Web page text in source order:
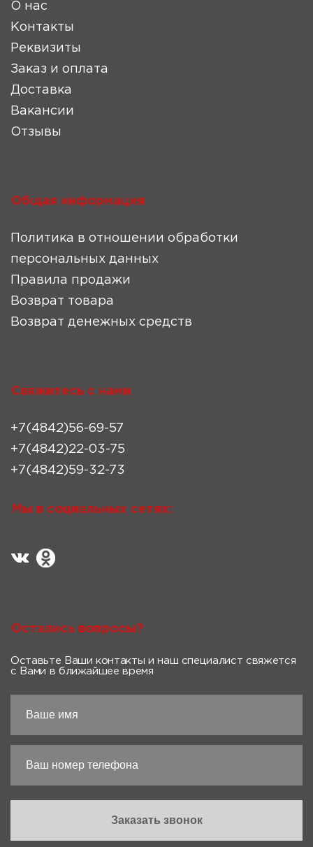
О нас
Контакты
Реквизиты
Заказ и оплата
Доставка
Вакансии
Отзывы
Общая информация
Политика в отношении обработки
персональных данных
Правила продажи
Возврат товара
Возврат денежных средств
Свяжитесь с нами
+7(4842)56-69-57
+7(4842)22-03-75
+7(4842)59-32-73
Мы в социальных сетях:
Остались вопросы?
Оставьте Ваши контакты и наш специалист свяжется
с Вами в ближайшее время